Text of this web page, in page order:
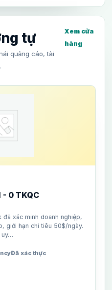
tự
quảng cáo, tài
Xem cửa
hàng
- 0 TKQC
xác minh doanh nghiệp,
giới hạn chi tiêu 50$/ngày.
uy…
Đã xác thực